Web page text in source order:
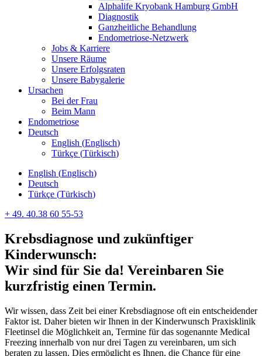
Alphalife Kryobank Hamburg GmbH
Diagnostik
Ganzheitliche Behandlung
Endometriose-Netzwerk
Jobs & Karriere
Unsere Räume
Unsere Erfolgsraten
Unsere Babygalerie
Ursachen
Bei der Frau
Beim Mann
Endometriose
Deutsch
English (Englisch)
Türkçe (Türkisch)
English (Englisch)
Deutsch
Türkçe (Türkisch)
+ 49. 40.38 60 55-53
Krebsdiagnose und zukünftiger
Kinderwunsch:
Wir sind für Sie da! Vereinbaren Sie
kurzfristig einen Termin.
Wir wissen, dass Zeit bei einer Krebsdiagnose oft ein entscheidender
Faktor ist. Daher bieten wir Ihnen in der Kinderwunsch Praxisklinik
Fleetinsel die Möglichkeit an, Termine für das sogenannte Medical
Freezing innerhalb von nur drei Tagen zu vereinbaren, um sich
beraten zu lassen. Dies ermöglicht es Ihnen, die Chance für eine